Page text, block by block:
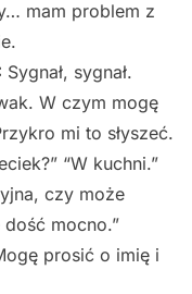
mam problem z
Sygnał, sygnał.
W czym mogę
mi to słyszeć.
“W kuchni.”
czy może
mocno.”
prosić o imię i